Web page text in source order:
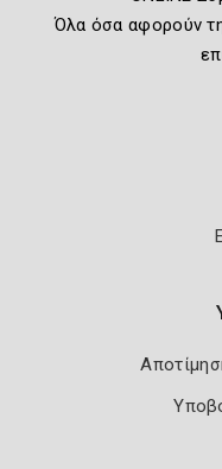
Όλα όσα αφορούν